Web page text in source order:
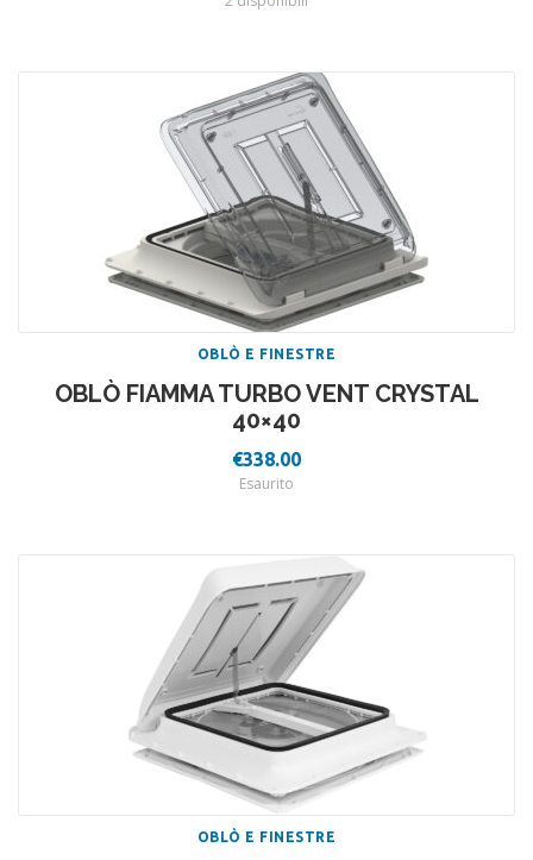
OBLÒ E FINESTRE
OBLÒ FIAMMA TURBO VENT CRYSTAL
40×40
€338.00
Esaurito
OBLÒ E FINESTRE